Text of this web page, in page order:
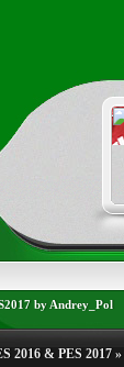
by Andrey_Pol
2016 & PES 2017 »